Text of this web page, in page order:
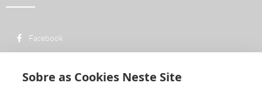
Sobre as Cookies Neste Site
Facebook
nacional